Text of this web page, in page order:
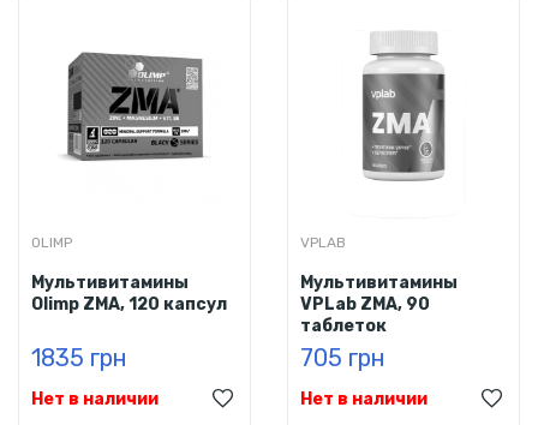
OLIMP
Мультивитамины
Olimp ZMA, 120 капсул
1835 грн
Нет в наличии
VPLAB
Мультивитамины
VPLab ZMA, 90
таблеток
705 грн
Нет в наличии